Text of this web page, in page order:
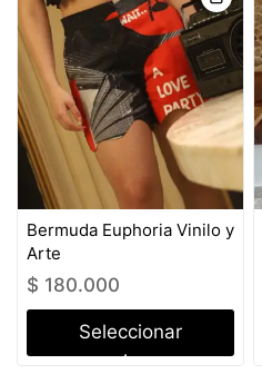
Bermuda Euphoria Vinilo y
Arte
$ 180.000
Seleccionar
opciones